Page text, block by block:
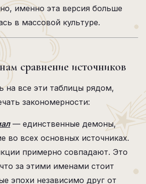
именно эта версия больше
в массовой культуре.
сравнение источников
на все эти таблицы рядом,
закономерности:
— единственные демоны,
во всех основных источниках.
примерно совпадают. Это
за этими именами стоит
эпохи независимо друг от